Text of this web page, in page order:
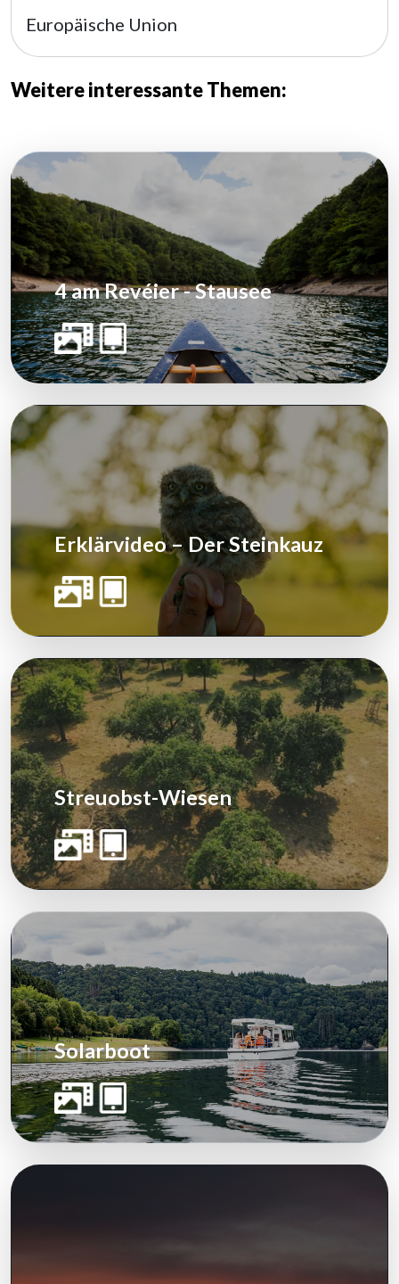
Europäische Union
Weitere interessante Themen:
4 am Revéier - Stausee
Erklärvideo – Der Steinkauz
Streuobst-Wiesen
Solarboot